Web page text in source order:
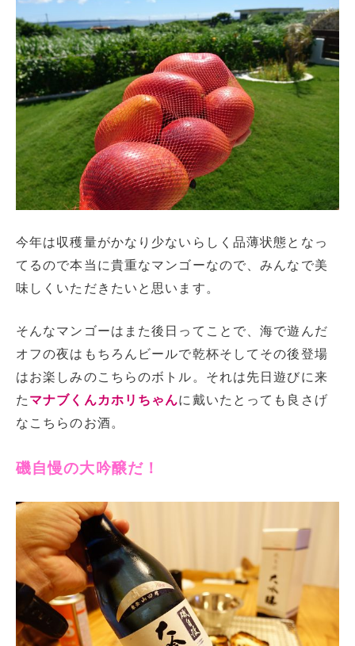
今年は収穫量がかなり少ないらしく品薄状態となっ
てるので本当に貴重なマンゴーなので、みんなで美
味しくいただきたいと思います。
そんなマンゴーはまた後日ってことで、海で遊んだ
オフの夜はもちろんビールで乾杯そしてその後登場
はお楽しみのこちらのボトル。それは先日遊びに来
た マナブくんカホリちゃんに戴いたとっても良さげ
なこちらのお酒。
磯自慢の大吟醸だ！